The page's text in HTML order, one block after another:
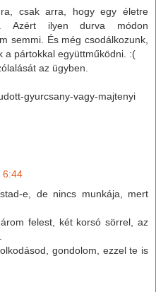
csak arra, hogy egy életre
Azért ilyen durva módon
semmi. És még csodálkozunk,
a pártokkal együttműködni. :(
az ügyben.
gyurcsany-vagy-majtenyi
6:44
e, de nincs munkája, mert
felest, két korsó sörrel, az
gondolom, ezzel te is